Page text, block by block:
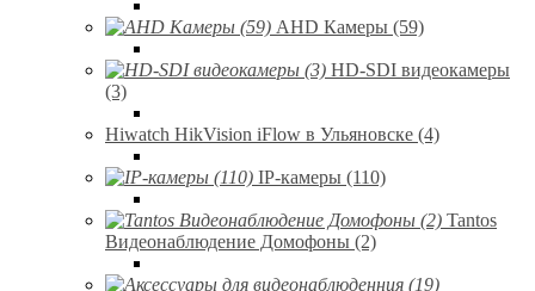
AHD Камеры (59)
HD-SDI видеокамеры
(3)
Hiwatch HikVision iFlow в Ульяновске (4)
IP-камеры (110)
Tantos
Видеонаблюдение Домофоны (2)